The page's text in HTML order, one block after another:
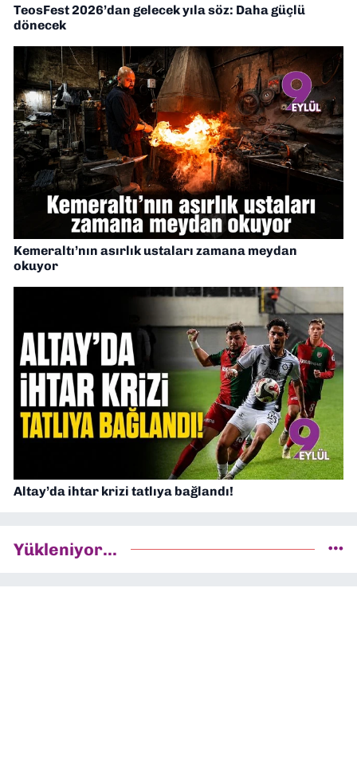
TeosFest 2026’dan gelecek yıla söz: Daha güçlü
dönecek
Kemeraltı’nın asırlık ustaları zamana meydan
okuyor
Altay’da ihtar krizi tatlıya bağlandı!
Yükleniyor...